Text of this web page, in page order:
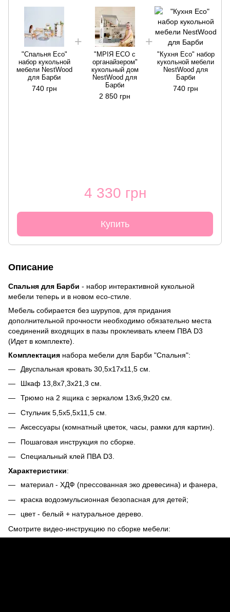
"Спальня Eсo"
набор кукольной
мебели NestWood
для Барби
740 грн
"МРІЯ ECO с
органайзером"
кукольный дом
NestWood для
Барби
2 850 грн
"Кухня Eco" набор
кукольной мебели
NestWood для
Барби
740 грн
4 330 грн
Купить
Описание
Спальня для Барби - набор интерактивной кукольной
мебели теперь и в новом есо-стиле.
Мебель собирается без шурупов, для придания
дополнительной прочности необходимо обязательно места
соединений входящих в пазы проклеивать клеем ПВА D3
(Идет в комплекте).
Комплектация набора мебели для Барби "Спальня":
Двуспальная кровать 30,5х17х11,5 см.
Шкаф 13,8х7,3х21,3 см.
Трюмо на 2 ящика с зеркалом 13х6,9х20 см.
Стульчик 5,5х5,5х11,5 см.
Аксессуары (комнатный цветок, часы, рамки для картин).
Пошаговая инструкция по сборке.
Специальный клей ПВА D3.
Характеристики:
материал - ХДФ (прессованная эко древесина) и фанера,
краска водоэмульсионная безопасная для детей;
цвет - белый + натуральное дерево.
Смотрите видео-инструкцию по сборке мебели: